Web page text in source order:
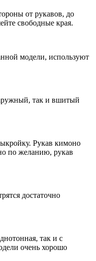
от рукавов, до
свободные края.
модели, используют
так и вшитый
Рукав кимоно
по желанию, рукав
достаточно
так и с
очень хорошо